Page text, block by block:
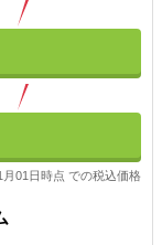
01日時点 での税込価格